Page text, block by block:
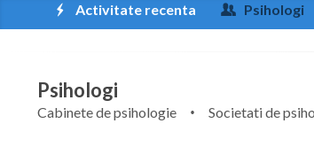
Activitate recenta Psihologi
Psihologi
Cabinete de psihologie Societati de